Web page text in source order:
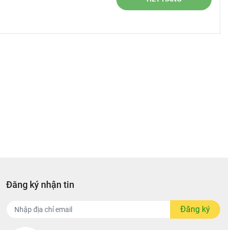
Đăng ký nhận tin
Đăng ký